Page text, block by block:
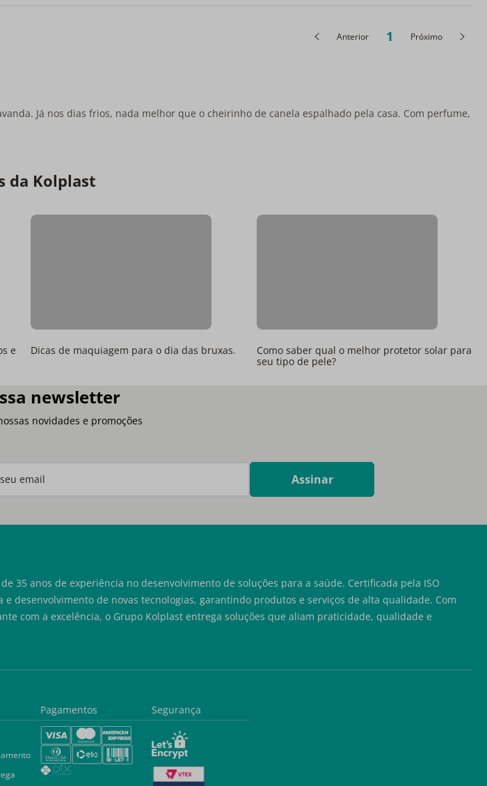
Anterior 1 Próximo
Já nos dias frios, nada melhor que o cheirinho de canela espalhado pela casa. Com perfume,
da Kolplast
e
Dicas de maquiagem para o dia das bruxas.
Como saber qual o melhor protetor solar para
seu tipo de pele?
newsletter
novidades e promoções
Assinar
35 anos de experiência no desenvolvimento de soluções para a saúde. Certificada pela ISO
desenvolvimento de novas tecnologias, garantindo produtos e serviços de alta qualidade. Com
com a excelência, o Grupo Kolplast entrega soluções que aliam praticidade, qualidade e
Pagamentos Segurança